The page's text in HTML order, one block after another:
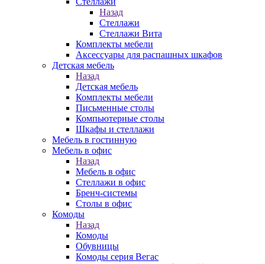
Назад
Стеллажи
Стеллажи Вита
Комплекты мебели
Аксессуары для распашных шкафов
Детская мебель
Назад
Детская мебель
Комплекты мебели
Письменные столы
Компьютерные столы
Шкафы и стеллажи
Мебель в гостинную
Мебель в офис
Назад
Мебель в офис
Стеллажи в офис
Бренч-системы
Столы в офис
Комоды
Назад
Комоды
Обувницы
Комоды серия Вегас